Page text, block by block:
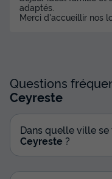
adaptés.
Merci d'accueillir nos
Questions
Ceyreste
Dans quelle ville
Ceyreste ?